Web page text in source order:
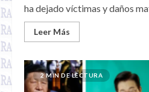
ha dejado víctimas y daños
Leer Más
2 MIN DE LECTURA